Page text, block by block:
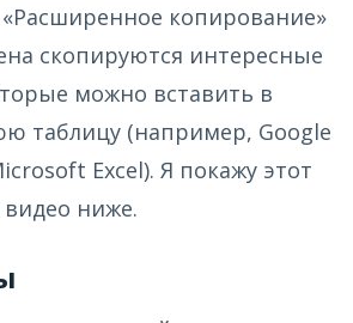
копирование»
скопируются интересные
можно вставить в
таблицу (например, Google
Excel). Я покажу этот
ниже.